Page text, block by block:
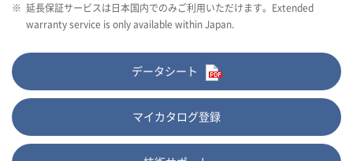
※ 延長保証サービスは日本国内でのみご利用いただけます。Extended
warranty service is only available within Japan.
データシート
マイカタログ登録